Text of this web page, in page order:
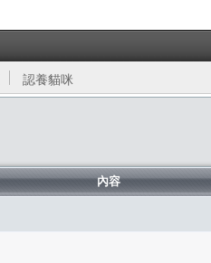
認養貓咪
內容